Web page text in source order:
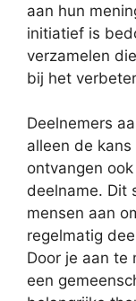
aan hun
initiatief is
verzamelen
bij het
Deelnemers
alleen de
ontvangen
deelname. Dit
mensen aan
regelmatig
Door je aan te
een